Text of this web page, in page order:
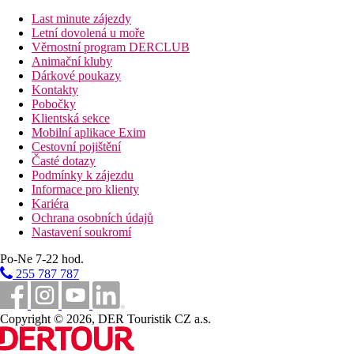
Vzdálenost od nejbližšího letiště
50 m
Vzdálenost k pláži
Pláž
Druh pláže
Plážová dovolená
Fotogalerie
Last minute zájezdy
Letní dovolená u moře
Věrnostní program DERCLUB
Animační kluby
Dárkové poukazy
Kontakty
Pobočky
Klientská sekce
Mobilní aplikace Exim
Cestovní pojištění
Časté dotazy
Podmínky k zájezdu
Informace pro klienty
Kariéra
Ochrana osobních údajů
Nastavení soukromí
Po-Ne 7-22 hod.
255 787 787
Copyright © 2026, DER Touristik CZ a.s.